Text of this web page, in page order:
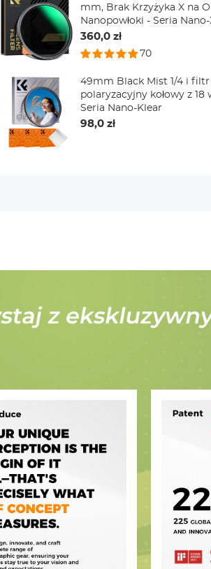
mm, Brak Krzyżyka X na
Nanopowłoki - Seria Nano-
360,0 zł
70
49mm Black Mist 1/4 i filtr
polaryzacyjny kołowy z
Seria Nano-Klear
98,0 zł